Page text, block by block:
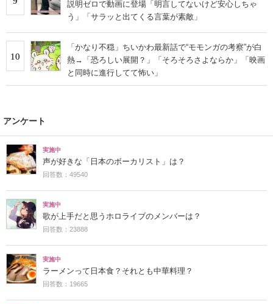
説明ゼロで動画に登場「明言してないけど安心しちゃ
う」「サラッと出てくる言葉が素敵」
10
「かなり不穏」ちいかわ最新話で“モモンガの考察”が白
熱→「恐ろしい展開？」「そろそろさよならか」「映画
と同時に進行してて怖い」
アンケート
実施中
声が好きな「日本のボーカリスト」は？
回答数：49540
実施中
歌が上手だと思うホロライブのメンバーは？
回答数：23888
実施中
ラーメンって日本食？それとも中華料理？
回答数：19665